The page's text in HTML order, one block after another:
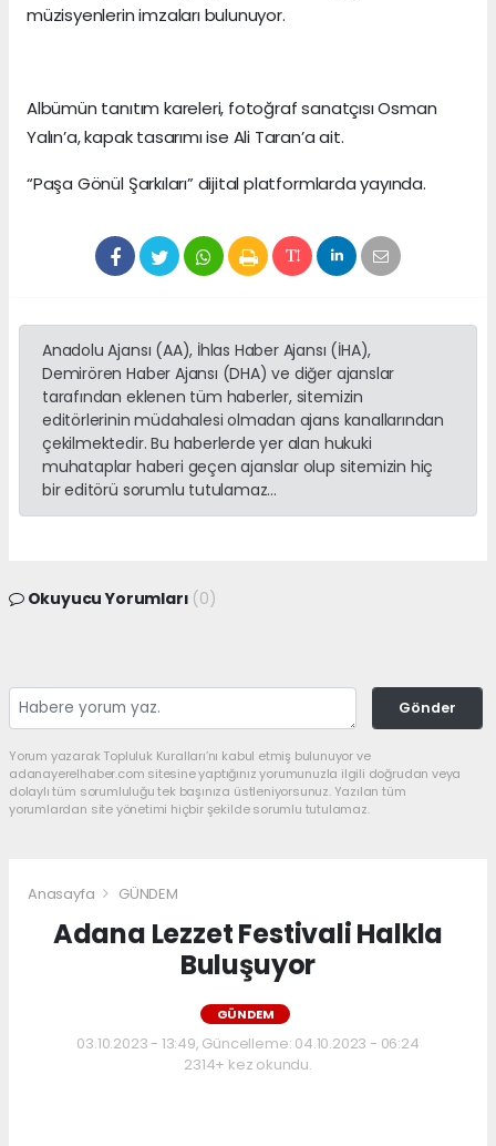
müzisyenlerin imzaları bulunuyor.
Albümün tanıtım kareleri, fotoğraf sanatçısı Osman
Yalın’a, kapak tasarımı ise Ali Taran’a ait.
“Paşa Gönül Şarkıları” dijital platformlarda yayında.
Anadolu Ajansı (AA), İhlas Haber Ajansı (İHA),
Demirören Haber Ajansı (DHA) ve diğer ajanslar
tarafından eklenen tüm haberler, sitemizin
editörlerinin müdahalesi olmadan ajans kanallarından
çekilmektedir. Bu haberlerde yer alan hukuki
muhataplar haberi geçen ajanslar olup sitemizin hiç
bir editörü sorumlu tutulamaz...
Okuyucu Yorumları (0)
Gönder
Yorum yazarak Topluluk Kuralları’nı kabul etmiş bulunuyor ve
adanayerelhaber.com sitesine yaptığınız yorumunuzla ilgili doğrudan veya
dolaylı tüm sorumluluğu tek başınıza üstleniyorsunuz. Yazılan tüm
yorumlardan site yönetimi hiçbir şekilde sorumlu tutulamaz.
Anasayfa GÜNDEM
Adana Lezzet Festivali Halkla
Buluşuyor
GÜNDEM
03.10.2023 - 13:49, Güncelleme: 04.10.2023 - 06:24
2314+ kez okundu.